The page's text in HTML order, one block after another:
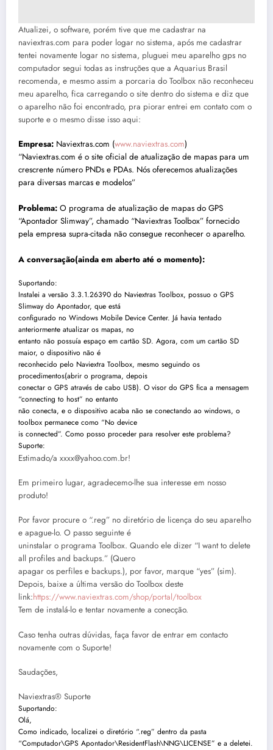
Atualizei, o software, porém tive que me cadastrar na
naviextras.com para poder logar no sistema, após me cadastrar
tentei novamente logar no sistema, pluguei meu aparelho gps no
computador segui todas as instruções que a Aquarius Brasil
recomenda, e mesmo assim a porcaria do Toolbox não reconheceu
meu aparelho, fica carregando o site dentro do sistema e diz que
o aparelho não foi encontrado, pra piorar entrei em contato com o
suporte e o mesmo disse isso aqui:
Empresa: Naviextras.com (www.naviextras.com)
“Naviextras.com é o site oficial de atualização de mapas para um
crescrente número PNDs e PDAs. Nós oferecemos atualizações
para diversas marcas e modelos”
Problema: O programa de atualização de mapas do GPS
“Apontador Slimway”, chamado “Naviextras Toolbox” fornecido
pela empresa supra-citada não consegue reconhecer o aparelho.
A conversação(ainda em aberto até o momento):
Suportando:
Instalei a versão 3.3.1.26390 do Naviextras Toolbox, possuo o GPS
Slimway do Apontador, que está
configurado no Windows Mobile Device Center. Já havia tentado
anteriormente atualizar os mapas, no
entanto não possuía espaço em cartão SD. Agora, com um cartão SD
maior, o dispositivo não é
reconhecido pelo Naviextra Toolbox, mesmo seguindo os
procedimentos(abrir o programa, depois
conectar o GPS através de cabo USB). O visor do GPS fica a mensagem
“connecting to host” no entanto
não conecta, e o dispositivo acaba não se conectando ao windows, o
toolbox permanece como “No device
is connected”. Como posso proceder para resolver este problema?
Suporte:
Estimado/a xxxx@yahoo.com.br!
Em primeiro lugar, agradecemo-lhe sua interesse em nosso
produto!
Por favor procure o “.reg” no diretório de licença do seu aparelho
e apague-lo. O passo seguinte é
uninstalar o programa Toolbox. Quando ele dizer “I want to delete
all profiles and backups.” (Quero
apagar os perfiles e backups.), por favor, marque “yes” (sim).
Depois, baixe a última versão do Toolbox deste
link:https://www.naviextras.com/shop/portal/toolbox
Tem de instalá-lo e tentar novamente a conecção.
Caso tenha outras dúvidas, faça favor de entrar em contacto
novamente com o Suporte!
Saudações,
Naviextras® Suporte
Suportando:
Olá,
Como indicado, localizei o diretório “.reg” dentro da pasta
“Computador\GPS Apontador\ResidentFlash\NNG\LICENSE” e a deletei.